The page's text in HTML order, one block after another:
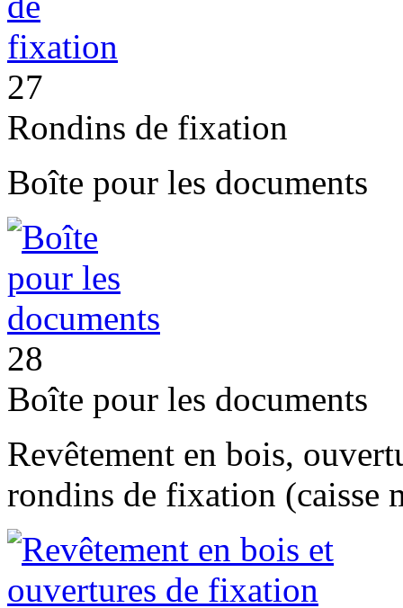
27
Rondins de fixation
Boîte pour les documents
28
Boîte pour les documents
Revêtement en bois,
rondins de fixation (caisse